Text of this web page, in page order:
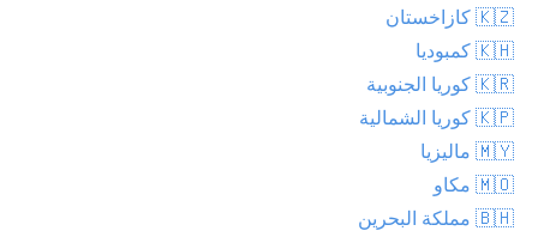
🇰🇿 كازاخستان
🇰🇭 كمبوديا
🇰🇷 كوريا الجنوبية
🇰🇵 كوريا الشمالية
🇲🇾 ماليزيا
🇲🇴 مكاو
🇧🇭 مملكة البحرين